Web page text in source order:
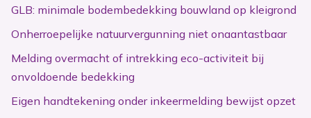
GLB: minimale bodembedekking bouwland op kleigrond
Onherroepelijke natuurvergunning niet onaantastbaar
Melding overmacht of intrekking eco-activiteit bij
onvoldoende bedekking
Eigen handtekening onder inkeermelding bewijst opzet